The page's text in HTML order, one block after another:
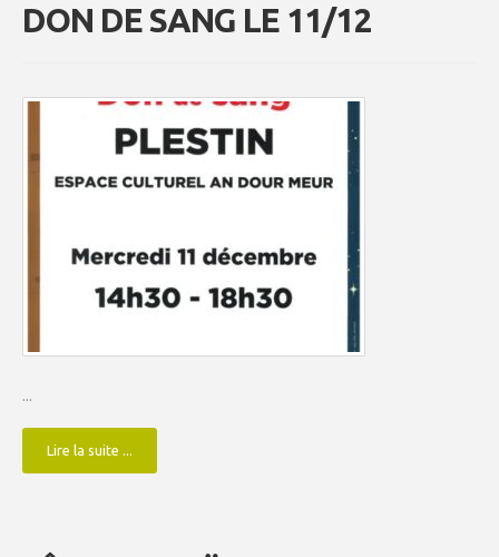
DON DE SANG LE 11/12
...
Lire la suite ...